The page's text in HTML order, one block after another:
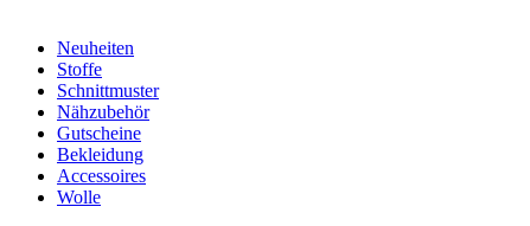
Neuheiten
Stoffe
Schnittmuster
Nähzubehör
Gutscheine
Bekleidung
Accessoires
Wolle